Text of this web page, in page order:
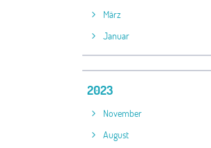
März
Januar
2023
November
August